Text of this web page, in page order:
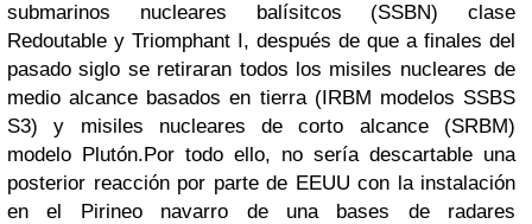
submarinos nucleares balísitcos (SSBN) clase
Redoutable y Triomphant I, después de que a finales del
pasado siglo se retiraran todos los misiles nucleares de
medio alcance basados en tierra (IRBM modelos SSBS
S3) y misiles nucleares de corto alcance (SRBM)
modelo Plutón.Por todo ello, no sería descartable una
posterior reacción por parte de EEUU con la instalación
en el Pirineo navarro de una bases de radares